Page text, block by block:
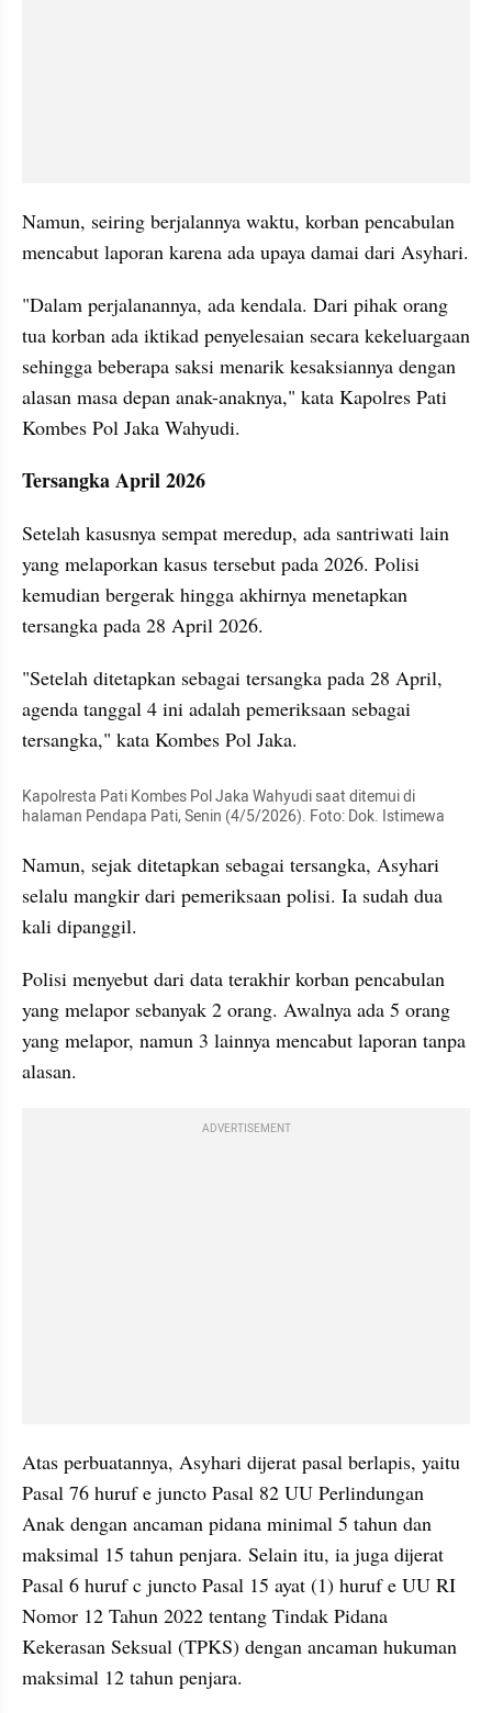
Namun, seiring berjalannya waktu, korban pencabulan
mencabut laporan karena ada upaya damai dari Asyhari.
"Dalam perjalanannya, ada kendala. Dari pihak orang
tua korban ada iktikad penyelesaian secara kekeluargaan
sehingga beberapa saksi menarik kesaksiannya dengan
alasan masa depan anak-anaknya," kata Kapolres Pati
Kombes Pol Jaka Wahyudi.
Tersangka April 2026
Setelah kasusnya sempat meredup, ada santriwati lain
yang melaporkan kasus tersebut pada 2026. Polisi
kemudian bergerak hingga akhirnya menetapkan
tersangka pada 28 April 2026.
"Setelah ditetapkan sebagai tersangka pada 28 April,
agenda tanggal 4 ini adalah pemeriksaan sebagai
tersangka," kata Kombes Pol Jaka.
Kapolresta Pati Kombes Pol Jaka Wahyudi saat ditemui di
halaman Pendapa Pati, Senin (4/5/2026). Foto: Dok. Istimewa
Namun, sejak ditetapkan sebagai tersangka, Asyhari
selalu mangkir dari pemeriksaan polisi. Ia sudah dua
kali dipanggil.
Polisi menyebut dari data terakhir korban pencabulan
yang melapor sebanyak 2 orang. Awalnya ada 5 orang
yang melapor, namun 3 lainnya mencabut laporan tanpa
alasan.
ADVERTISEMENT
Atas perbuatannya, Asyhari dijerat pasal berlapis, yaitu
Pasal 76 huruf e juncto Pasal 82 UU Perlindungan
Anak dengan ancaman pidana minimal 5 tahun dan
maksimal 15 tahun penjara. Selain itu, ia juga dijerat
Pasal 6 huruf c juncto Pasal 15 ayat (1) huruf e UU RI
Nomor 12 Tahun 2022 tentang Tindak Pidana
Kekerasan Seksual (TPKS) dengan ancaman hukuman
maksimal 12 tahun penjara.